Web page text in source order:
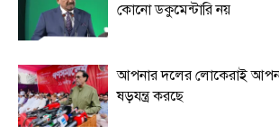
কোনো ডকুমেন্টারি নয়
আপনার দলের লোকেরাই
ষড়যন্ত্র করছে